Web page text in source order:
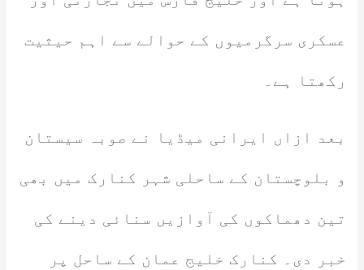
عسکری سرگرمیوں کے حوالے سے اہم حیثیت
رکھتا ہے۔
بعد ازاں ایرانی میڈیا نے صوبہ سیستان
و بلوچستان کے ساحلی شہر کنارک میں بھی
تین دھماکوں کی آوازیں سنائی دینے کی
خبر دی۔ کنارک خلیج عمان کے ساحل پر